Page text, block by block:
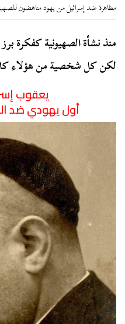
مظاهرة ضد إسرائيل من يهود مناهضون
منذ نشأة الصهيونية كفكرة
لكن كل شخصية من هؤلاء
يعقوب
أول يهودي ضد